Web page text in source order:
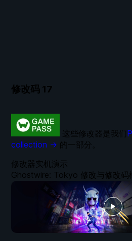
修改码 17
修改器实机演示
Ghostwire: Tokyo 修改与修改码
这些修改器是我们
collection → 的一部分。